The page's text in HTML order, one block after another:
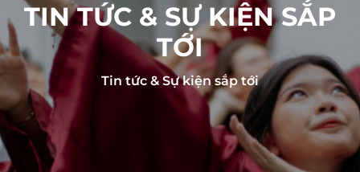
TIN TỨC & SỰ KIỆN SẮP
TỚI
Tin tức & Sự kiện sắp tới